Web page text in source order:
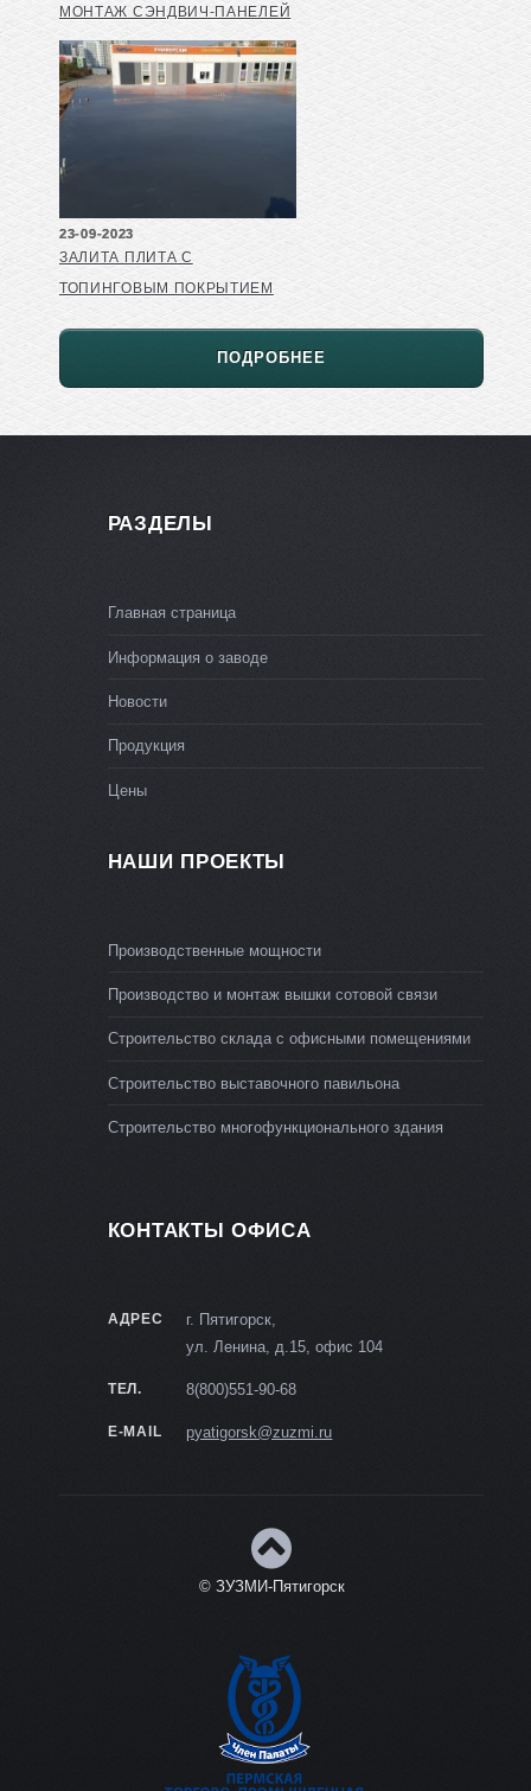
МОНТАЖ СЭНДВИЧ-ПАНЕЛЕЙ
23-09-2023
ЗАЛИТА ПЛИТА С
ТОПИНГОВЫМ ПОКРЫТИЕМ
ПОДРОБНЕЕ
РАЗДЕЛЫ
Главная страница
Информация о заводе
Новости
Продукция
Цены
НАШИ ПРОЕКТЫ
Производственные мощности
Производство и монтаж вышки сотовой связи
Строительство склада с офисными помещениями
Строительство выставочного павильона
Строительство многофункционального здания
КОНТАКТЫ ОФИСА
АДРЕС
г. Пятигорск,
ул. Ленина, д.15, офис 104
ТЕЛ. 8(800)551-90-68
E-MAIL pyatigorsk@zuzmi.ru
© ЗУЗМИ-Пятигорск